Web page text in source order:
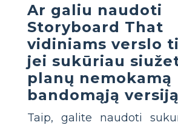
Ar galiu naudoti
Storyboard That
vidiniams verslo
jei sukūriau
planų nemokamą
bandomąją
Taip, galite naudoti